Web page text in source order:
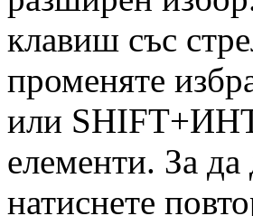
клавиш със
променяте
или
елементи. За
натиснете